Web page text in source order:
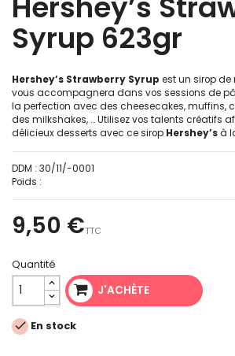
Syrup 623gr
Hershey’s Strawberry Syrup est un sirop
vous accompagnera dans vos sessions de
la perfection avec des cheesecakes, muffins,
des milkshakes, … Utilisez vos talents créatifs
délicieux desserts avec ce sirop Hershey’sà
DDM : 30/11/-0001
Poids :
9,50 €TTC
Quantité
J'ACHÈTE
 En stock